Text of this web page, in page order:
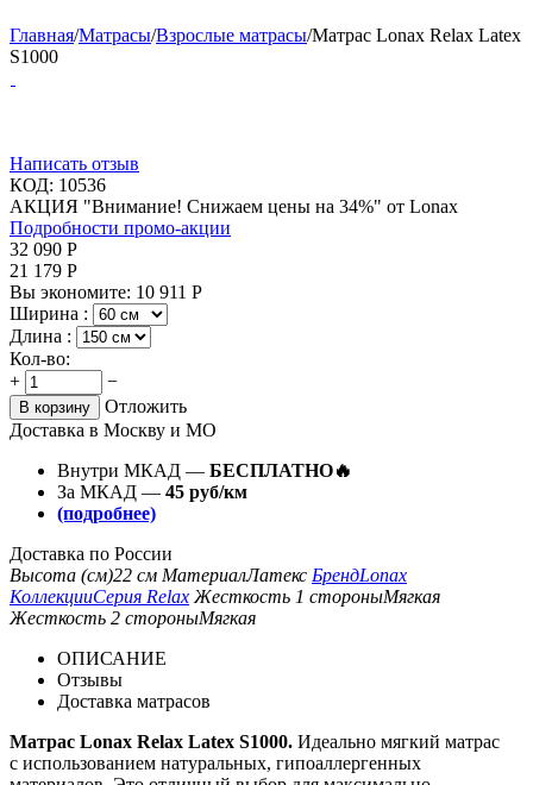
Главная/Матрасы/Взрослые матрасы/Матрас Lonax Relax Latex
S1000
Написать отзыв
КОД: 10536
АКЦИЯ "Внимание! Снижаем цены на 34%" от Lonax
Подробности промо-акции
32 090 Р
21 179 Р
Вы экономите: 10 911 Р
Ширина :
Длина :
Кол-во:
+
−
В корзину
Отложить
Доставка в Москву и МО
Внутри МКАД — БЕСПЛАТНО🔥
За МКАД — 45 руб/км
(подробнее)
Доставка по России
Высота (см)22 см МатериалЛатекс БрендLonax
КоллекцииСерия Relax Жесткость 1 стороныМягкая
Жесткость 2 стороныМягкая
ОПИСАНИЕ
Отзывы
Доставка матрасов
Матрас Lonax Relax Latex S1000. Идеально мягкий матрас
с использованием натуральных, гипоаллергенных